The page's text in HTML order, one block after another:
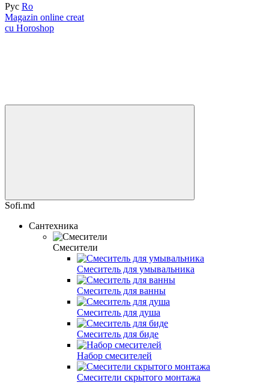
Рус Ro
Magazin online creat
cu Horoshop
Sofi.md
Сантехника
Смесители
Смеситель для умывальника
Смеситель для ванны
Смеситель для душа
Смеситель для биде
Набор смесителей
Смесители скрытого монтажа